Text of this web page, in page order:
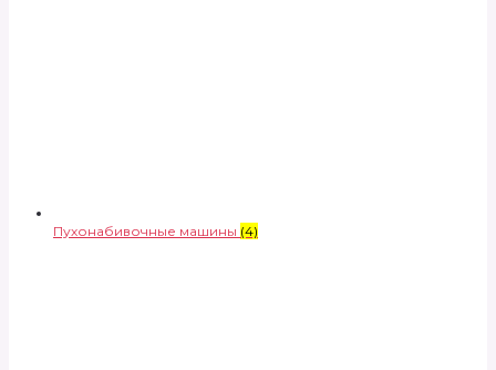
Пухонабивочные машины (4)